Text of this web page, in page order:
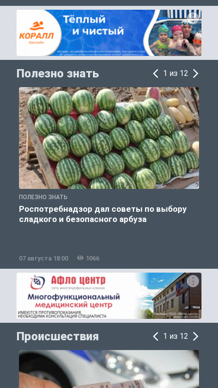
Полезно знать 1 из 12
ПОЛЕЗНО ЗНАТЬ
Роспотребнадзор дал советы по выбору
сладкого и безопасного арбуза
07 августа 18:00 1066
Происшествия 1 из 12